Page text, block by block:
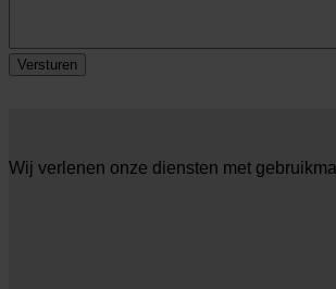
Wij verlenen onze diensten met